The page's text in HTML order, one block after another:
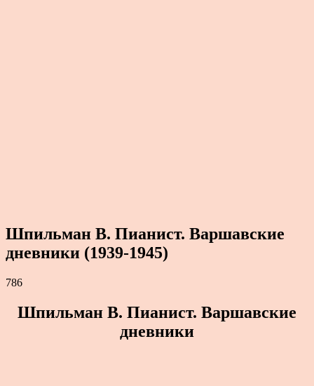
Шпильман В. Пианист. Варшавские
дневники (1939-1945)
786
Шпильман В. Пианист. Варшавские
дневники